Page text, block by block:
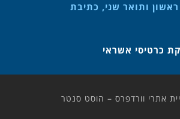
ותואר שני, כתיבת
כרטיסי אשראי
אתרי וורדפרס – הוסט סנטר